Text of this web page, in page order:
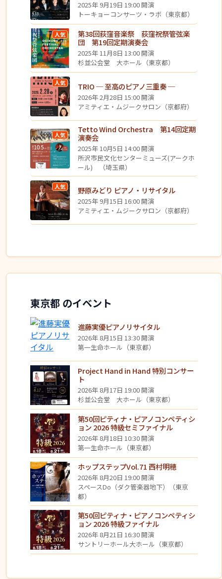
2025年 9月19日 19:00 開演
トーキョーコンサーツ・ラボ（東京都）
人気
第38回荻窪音楽祭 荻窪祝祭管弦楽
団 第19回定期演奏会
2025年 11月8日 13:00 開演
杉並公会堂 大ホール（東京都）
人気 TRIO ─ 至高のピアノ三重奏 ─
2026年 2月28日 15:00 開演
アミティエ・ムジークサロン（京都府）
人気
Tetto Wind Orchestra 第14回定期
演奏会
2025年 10月5日 14:00 開演
所沢市民文化センターミューズ(アークホ
ール) （埼玉県）
人気 野原みどり ピアノ・リサイタル
2025年 9月15日 16:00 開演
アミティエ・ムジークサロン（京都府）
東京都 のイベント
進藤実優ピアノリサイタル
2026年 8月15日 13:30 開演
第一生命ホール（東京都）
Project Hand in Hand 特別コンサー
ト
2026年 8月17日 19:00 開演
杉並公会堂 大ホール（東京都）
第50回ピティナ・ピアノコンペティシ
ョン 2026 特級セミファイナル
2026年 8月18日 10:30 開演
第一生命ホール（東京都）
ホップステップVol.71 西村明穂
2026年 8月20日 19:00 開演
スペースDo（ダク管楽器地下）（東京
都）
第50回ピティナ・ピアノコンペティシ
ョン 2026 特級ファイナル
2026年 8月21日 16:30 開演
サントリーホール大ホール（東京都）